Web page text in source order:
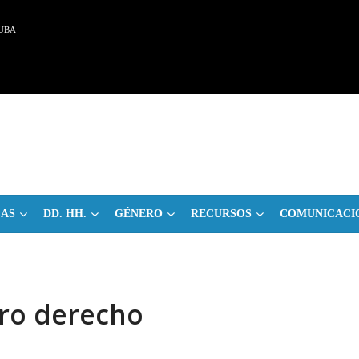
DD. HH. GÉNERO RECURSOS
derecho